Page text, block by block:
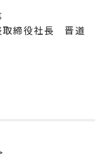
締役社長 晋道